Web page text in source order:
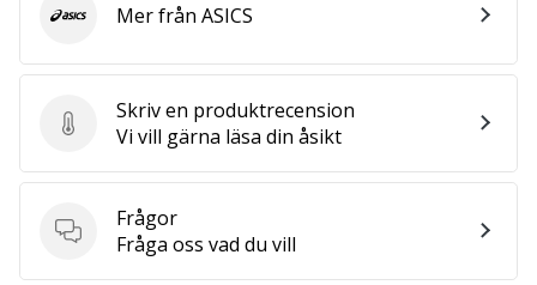
Skriv en produktrecension
Skriv en produktrecension
Vi vill gärna läsa din åsikt
Frågor
Frågor
Fråga oss vad du vill
ASICSMer från ASICS